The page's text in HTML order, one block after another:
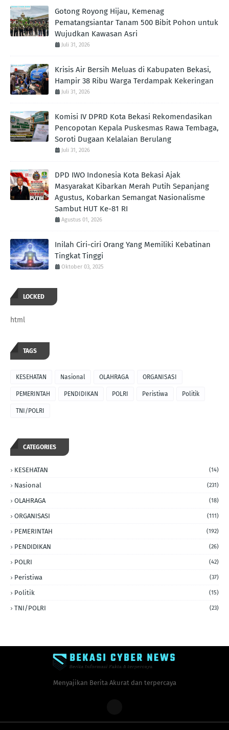
Gotong Royong Hijau, Kemenag
Pematangsiantar Tanam 500 Bibit Pohon untuk
Wujudkan Kawasan Asri
Juli 31, 2026
Krisis Air Bersih Meluas di Kabupaten Bekasi,
Hampir 38 Ribu Warga Terdampak Kekeringan
Juli 31, 2026
Komisi IV DPRD Kota Bekasi Rekomendasikan
Pencopotan Kepala Puskesmas Rawa Tembaga,
Soroti Dugaan Kelalaian Berulang
Juli 31, 2026
DPD IWO Indonesia Kota Bekasi Ajak
Masyarakat Kibarkan Merah Putih Sepanjang
Agustus, Kobarkan Semangat Nasionalisme
Sambut HUT Ke-81 RI
Agustus 01, 2026
Inilah Ciri-ciri Orang Yang Memiliki Kebatinan
Tingkat Tinggi
Oktober 03, 2025
LOCKED
html
TAGS
KESEHATAN Nasional OLAHRAGA ORGANISASI
PEMERINTAH PENDIDIKAN POLRI Peristiwa Politik
TNI/POLRI
CATEGORIES
KESEHATAN (14)
Nasional (231)
OLAHRAGA (18)
ORGANISASI (111)
PEMERINTAH (192)
PENDIDIKAN (26)
POLRI (42)
Peristiwa (37)
Politik (15)
TNI/POLRI (23)
Menyajikan Berita Akurat dan terpercaya